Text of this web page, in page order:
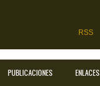
RSS
PUBLICACIONES ENLACES